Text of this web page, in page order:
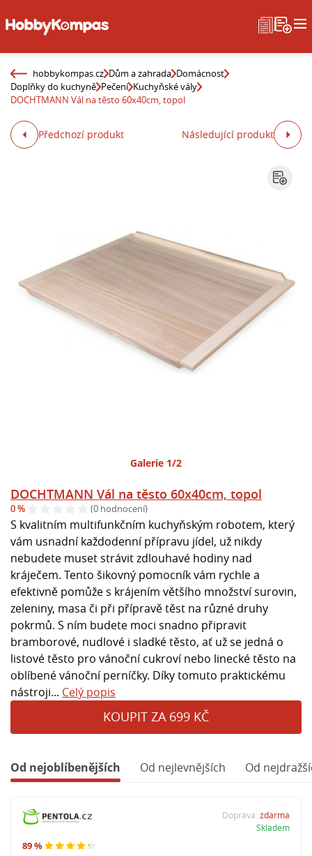
hobbykompas.cz Dům a zahrada Domácnost
Doplňky do kuchyně Pečení Kuchyňské vály
DOCHTMANN Vál na těsto 60x40cm, topol
Předchozí produkt Následující produkt
Galerie 1/2
DOCHTMANN Vál na těsto 60x40cm, topol
0 % (0 hodnocení)
S kvalitním multifunkčním kuchyňským robotem, který
vám usnadní každodenní přípravu jídel, už nikdy
nebudete muset strávit zdlouhavé hodiny nad
kráječem. Tento šikovný pomocník vám rychle a
efektivně pomůže s krájením většího množství surovin,
zeleniny, masa či při přípravě těst na různé druhy
pokrmů. S ním budete moci snadno připravit
bramborové, nudlové i sladké těsto, ať už se jedná o
listové těsto pro vánoční cukroví nebo linecké těsto na
oblíbené vánoční perníčky. Díky tomuto praktickému
nástroji... Celý popis
KOUPIT ZA 699 KČ
Od nejoblíbenějších Od nejlevnějších Od
89 %
Doprava: zdarma
Skladem